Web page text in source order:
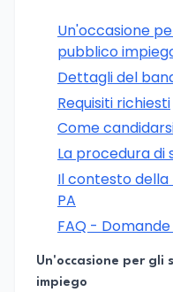
Un'occasione
pubblico
Dettagli del
Requisiti richiesti
Come
La procedura di
Il contesto
PA
FAQ -
Un'occasione per gli
impiego